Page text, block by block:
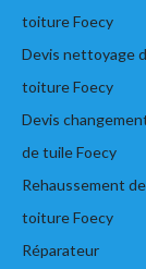
toiture Foecy
Devis nettoyage
toiture Foecy
Devis
de tuile Foecy
Rehaussement de
toiture Foecy
Réparateur